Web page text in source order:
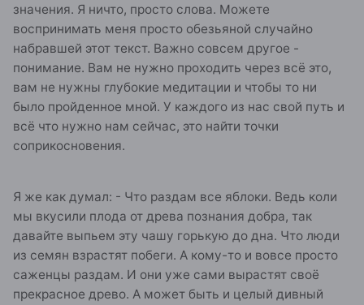
значения. Я ничто, просто слова. Можете
воспринимать меня просто обезьяной случайно
набравшей этот текст. Важно совсем другое -
понимание. Вам не нужно проходить через всё это,
вам не нужны глубокие медитации и чтобы то ни
было пройденное мной. У каждого из нас свой путь и
всё что нужно нам сейчас, это найти точки
соприкосновения.
Я же как думал: - Что раздам все яблоки. Ведь коли
мы вкусили плода от древа познания добра, так
давайте выпьем эту чашу горькую до дна. Что люди
из семян взрастят побеги. А кому-то и вовсе просто
саженцы раздам. И они уже сами вырастят своё
прекрасное древо. А может быть и целый дивный